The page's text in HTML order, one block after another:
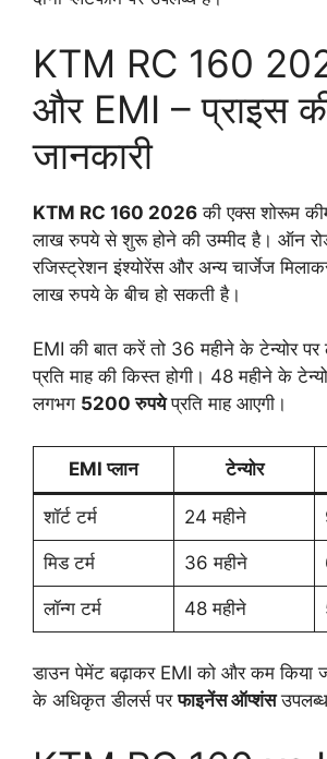
KTM RC 160
और EMI – प्राइस
जानकारी
KTM RC 160 2026 की एक्स शोरूम
लाख रुपये से शुरू होने की उम्मीद है। ऑन
रजिस्ट्रेशन इंश्योरेंस और अन्य चार्जेज
लाख रुपये के बीच हो सकती है।
EMI की बात करें तो 36 महीने के टेन्योर
प्रति माह की किस्त होगी। 48 महीने के
लगभग 5200 रुपयेप्रति माह आएगी।
EMI प्लान टेन्योर
शॉर्ट टर्म 24 महीने
मिड टर्म 36 महीने
लॉन्ग टर्म 48 महीने
डाउन पेमेंट बढ़ाकर EMI को और कम किया
के अधिकृत डीलर्स परफाइनेंस ऑप्शंस